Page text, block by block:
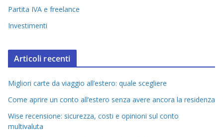
Partita IVA e freelance
Investimenti
Articoli recenti
Migliori carte da viaggio all’estero: quale scegliere
Come aprire un conto all’estero senza avere ancora la residenza
Wise recensione: sicurezza, costi e opinioni sul conto
multivaluta